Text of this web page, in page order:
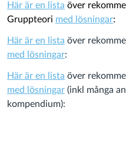
Här är en lista över
Gruppteori med lösningar:
Här är en lista över
med lösningar:
Här är en lista över
med lösningar (inkl många
kompendium):